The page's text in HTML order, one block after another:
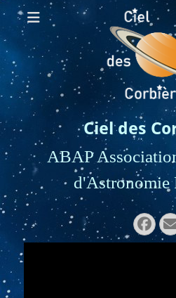
Ciel des
ABAP
d'Astronomie
E-